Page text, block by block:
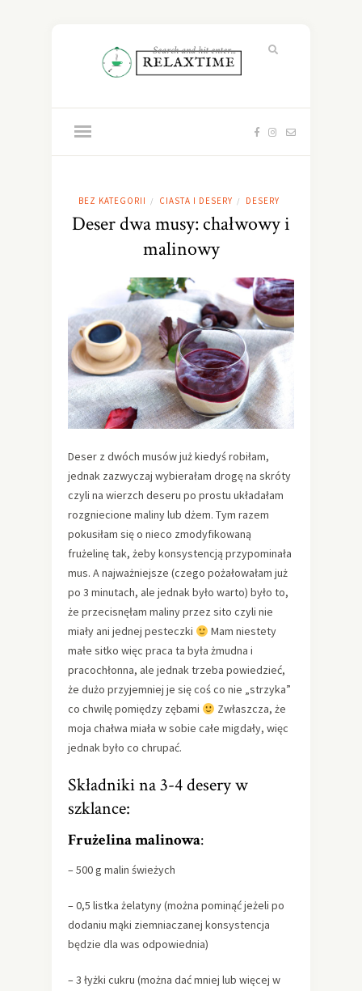
BEZ KATEGORII / CIASTA I DESERY / DESERY
Deser dwa musy: chałwowy i
malinowy
Deser z dwóch musów już kiedyś robiłam,
jednak zazwyczaj wybierałam drogę na skróty
czyli na wierzch deseru po prostu układałam
rozgniecione maliny lub dżem. Tym razem
pokusiłam się o nieco zmodyfikowaną
frużelinę tak, żeby konsystencją przypominała
mus. A najważniejsze (czego pożałowałam już
po 3 minutach, ale jednak było warto) było to,
że przecisnęłam maliny przez sito czyli nie
miały ani jednej pesteczki
Mam niestety
małe sitko więc praca ta była żmudna i
pracochłonna, ale jednak trzeba powiedzieć,
że dużo przyjemniej je się coś co nie „strzyka”
co chwilę pomiędzy zębami
Zwłaszcza, że
moja chałwa miała w sobie całe migdały, więc
jednak było co chrupać.
Składniki na 3-4 desery w
szklance:
Frużelina malinowa:
– 500 g malin świeżych
– 0,5 listka żelatyny (można pominąć jeżeli po
dodaniu mąki ziemniaczanej konsystencja
będzie dla was odpowiednia)
– 3 łyżki cukru (można dać mniej lub więcej w